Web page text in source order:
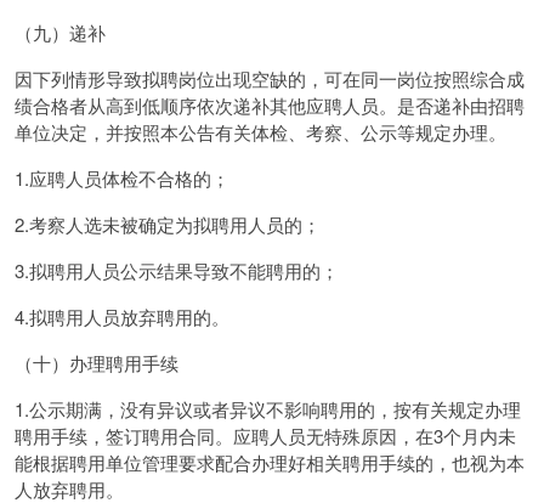
（九）递补
因下列情形导致拟聘岗位出现空缺的，可在同一岗位按照综合成
绩合格者从高到低顺序依次递补其他应聘人员。是否递补由招聘
单位决定，并按照本公告有关体检、考察、公示等规定办理。
1.应聘人员体检不合格的；
2.考察人选未被确定为拟聘用人员的；
3.拟聘用人员公示结果导致不能聘用的；
4.拟聘用人员放弃聘用的。
（十）办理聘用手续
1.公示期满，没有异议或者异议不影响聘用的，按有关规定办理
聘用手续，签订聘用合同。应聘人员无特殊原因，在3个月内未
能根据聘用单位管理要求配合办理好相关聘用手续的，也视为本
人放弃聘用。